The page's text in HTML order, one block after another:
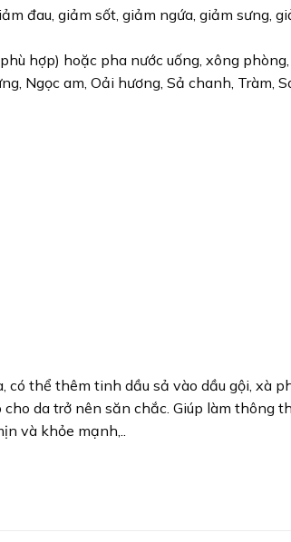
đau, giảm sốt, giảm ngứa, giảm sưng,
hợp) hoặc pha nước uống, xông
Ngọc am, Oải hương, Sả chanh, Tràm,
có thể thêm tinh dầu sả vào dầu gội, xà
da trở nên săn chắc. Giúp làm
và khỏe mạnh,..